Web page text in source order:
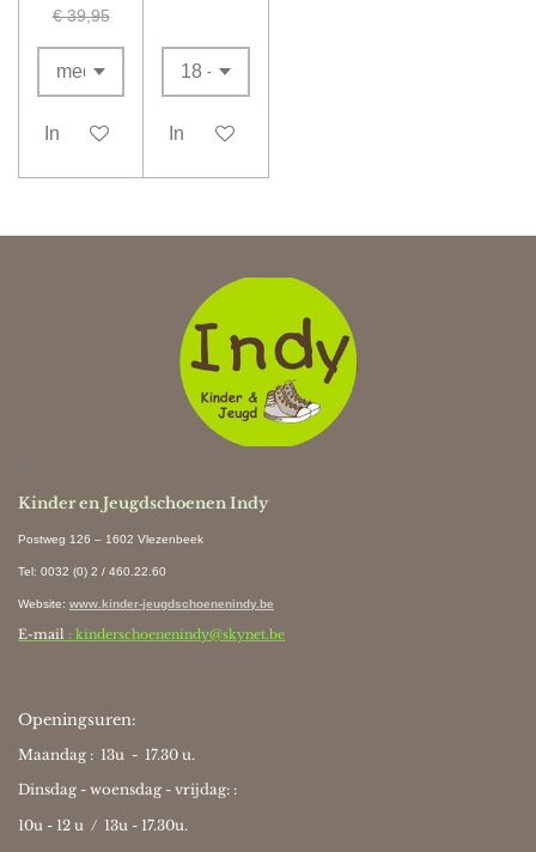
€ 39,95
In winkelwagenIn winkelwagen
Kinder en Jeugdschoenen Indy
Postweg 126 – 1602 Vlezenbeek
Tel: 0032 (0) 2 / 460.22.60
Website: www.kinder-jeugdschoenenindy.be
E-mail : kinderschoenenindy@skynet.be
Openingsuren:
Maandag : 13u - 17.30 u.
Dinsdag - woensdag - vrijdag: :
10u - 12 u / 13u - 17.30u.